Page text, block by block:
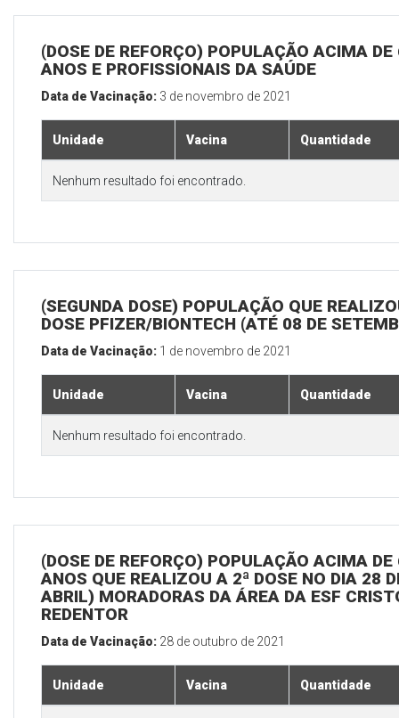
(DOSE DE REFORÇO) POPULAÇÃO ACIMA DE
ANOS E PROFISSIONAIS DA SAÚDE
Data de Vacinação: 3 de novembro de 2021
Unidade Vacina Quantidade
Nenhum resultado foi encontrado.
(SEGUNDA DOSE) POPULAÇÃO QUE
DOSE PFIZER/BIONTECH (ATÉ 08 DE
Data de Vacinação: 1 de novembro de 2021
Unidade Vacina Quantidade
Nenhum resultado foi encontrado.
(DOSE DE REFORÇO) POPULAÇÃO ACIMA DE
ANOS QUE REALIZOU A 2ª DOSE NO DIA 28
ABRIL) MORADORAS DA ÁREA DA ESF
REDENTOR
Data de Vacinação: 28 de outubro de 2021
Unidade Vacina Quantidade